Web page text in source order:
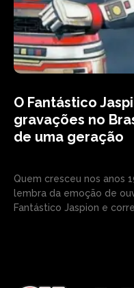
O Fantástico
gravações no
de uma geração
Quem cresceu nos anos
lembra da emoção de
Fantástico Jaspion e